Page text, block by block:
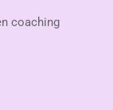
coaching